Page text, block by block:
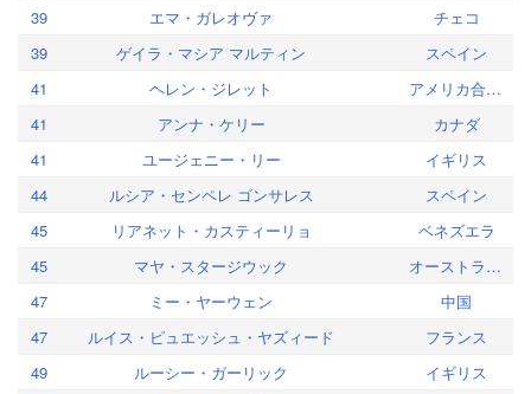
39
エマ・ガレオヴァ
チェコ
39
ゲイラ・マシア マルティン
スペイン
41
ヘレン・ジレット
アメリカ合衆国
41
アンナ・ケリー
カナダ
41
ユージェニー・リー
イギリス
44
ルシア・センペレ ゴンサレス
スペイン
45
リアネット・カスティーリョ
ベネズエラ
45
マヤ・スタージウック
オーストラリア
47
ミー・ヤーウェン
中国
47
ルイス・ピュエッシュ・ヤズィード
フランス
49
ルーシー・ガーリック
イギリス